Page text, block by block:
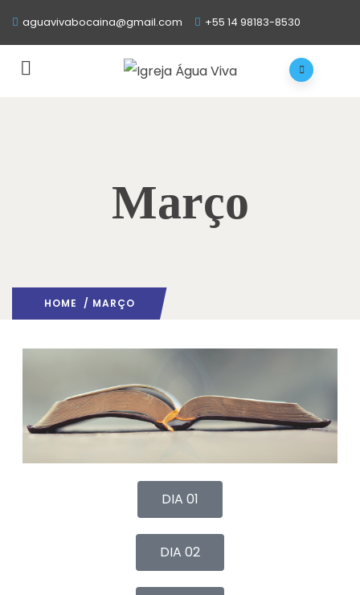
aguavivabocaina@gmail.com +55 14 98183-8530
Março
HOME / MARÇO
DIA 01
DIA 02